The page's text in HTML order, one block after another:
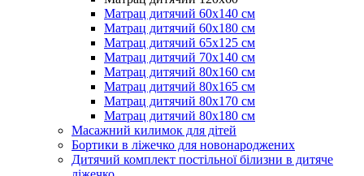
Матрац дитячий 60х140 см
Матрац дитячий 60х180 см
Матрац дитячий 65х125 см
Матрац дитячий 70х140 см
Матрац дитячий 80х160 см
Матрац дитячий 80х165 см
Матрац дитячий 80х170 см
Матрац дитячий 80х180 см
Масажний килимок для дітей
Бортики в ліжечко для новонароджених
Дитячий комплект постільної білизни в дитяче